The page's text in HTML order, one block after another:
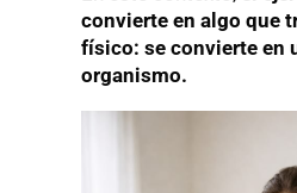
convierte en algo que
físico: se convierte en
organismo.